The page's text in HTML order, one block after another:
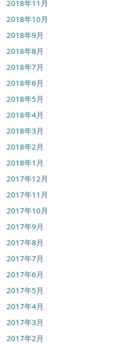
2018年11月
2018年10月
2018年9月
2018年8月
2018年7月
2018年6月
2018年5月
2018年4月
2018年3月
2018年2月
2018年1月
2017年12月
2017年11月
2017年10月
2017年9月
2017年8月
2017年7月
2017年6月
2017年5月
2017年4月
2017年3月
2017年2月